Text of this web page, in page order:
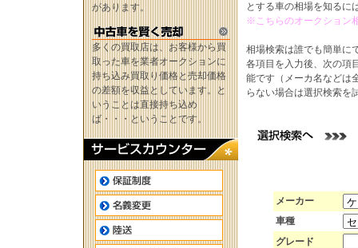
があります。
多くの買取店は、お客様から買
取った車を業者オークションに
持ち込み買取り価格と売却価格
の差額を収益としています。と
いうことは直接持ち込め
ば・・・ということです。
とする車の相場を知るに
※こちらのオークション
相場検索は誰でも簡単に
各項目を入力後、次の項
能です（メーカ名などは
らない場合は選択検索を
メーカー
車種
グレード